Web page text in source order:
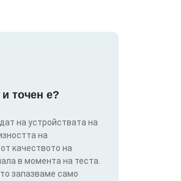
точен е?
на устройствата на
на
качеството на
в момента на теста.
запазваме само